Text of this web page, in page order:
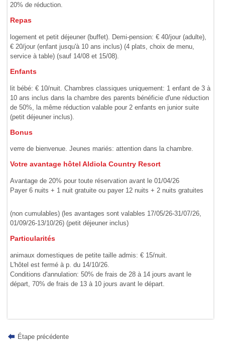
20% de réduction.
Repas
logement et petit déjeuner (buffet). Demi-pension: € 40/jour (adulte),
€ 20/jour (enfant jusqu'à 10 ans inclus) (4 plats, choix de menu,
service à table) (sauf 14/08 et 15/08).
Enfants
lit bébé: € 10/nuit. Chambres classiques uniquement: 1 enfant de 3 à
10 ans inclus dans la chambre des parents bénéficie d'une réduction
de 50%, la même réduction valable pour 2 enfants en junior suite
(petit déjeuner inclus).
Bonus
verre de bienvenue. Jeunes mariés: attention dans la chambre.
Votre avantage hôtel Aldiola Country Resort
Avantage de 20% pour toute réservation avant le 01/04/26
Payer 6 nuits + 1 nuit gratuite ou payer 12 nuits + 2 nuits gratuites
(non cumulables) (les avantages sont valables 17/05/26-31/07/26,
01/09/26-13/10/26) (petit déjeuner inclus)
Particularités
animaux domestiques de petite taille admis: € 15/nuit.
L'hôtel est fermé à p. du 14/10/26.
Conditions d'annulation: 50% de frais de 28 à 14 jours avant le
départ, 70% de frais de 13 à 10 jours avant le départ.
Étape précédente